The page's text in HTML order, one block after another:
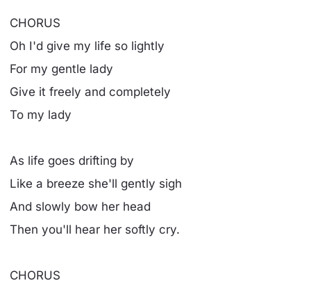
CHORUS
Oh I'd give my life so lightly
For my gentle lady
Give it freely and completely
To my lady
As life goes drifting by
Like a breeze she'll gently sigh
And slowly bow her head
Then you'll hear her softly cry.
CHORUS